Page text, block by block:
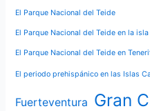
El Parque Nacional del Teide
El Parque Nacional del Teide en la
El Parque Nacional del Teide en
El periodo prehispánico en las Islas
Fuerteventura Gran